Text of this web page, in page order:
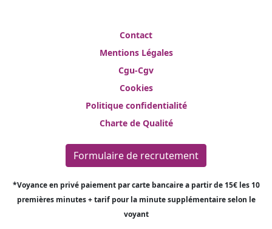
Contact
Mentions Légales
Cgu-Cgv
Cookies
Politique confidentialité
Charte de Qualité
Formulaire de recrutement
*Voyance en privé paiement par carte bancaire a partir de 15€ les 10
premières minutes + tarif pour la minute supplémentaire selon le
voyant